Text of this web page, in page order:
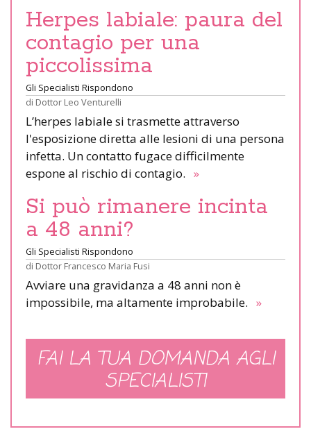
Herpes labiale: paura del
contagio per una
piccolissima
Gli Specialisti Rispondono
di Dottor Leo Venturelli
L’herpes labiale si trasmette attraverso
l'esposizione diretta alle lesioni di una persona
infetta. Un contatto fugace difficilmente
espone al rischio di contagio. »
Si può rimanere incinta
a 48 anni?
Gli Specialisti Rispondono
di Dottor Francesco Maria Fusi
Avviare una gravidanza a 48 anni non è
impossibile, ma altamente improbabile. »
FAI LA TUA DOMANDA AGLI
SPECIALISTI